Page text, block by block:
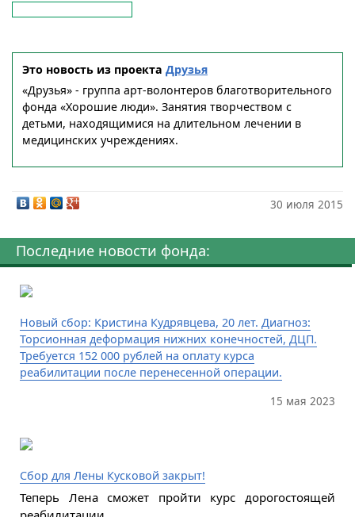
Это новость из проекта Друзья
«Друзья» - группа арт-волонтеров благотворительного
фонда «Хорошие люди». Занятия творчеством с
детьми, находящимися на длительном лечении в
медицинских учреждениях.
30 июля 2015
Последние новости фонда:
Новый сбор: Кристина Кудрявцева, 20 лет. Диагноз:
Торсионная деформация нижних конечностей, ДЦП.
Требуется 152 000 рублей на оплату курса
реабилитации после перенесенной операции.
15 мая 2023
Сбор для Лены Кусковой закрыт!
Теперь Лена сможет пройти курс дорогостоящей